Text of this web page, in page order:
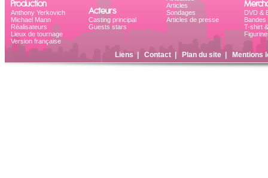
Production
Anthony Yerkovich
Michael Mann
Réalisateurs
Lieux de tournage
Version française
Acteurs
Casting principal
Guests stars
Articles
Sondages
Articles de presse
DVD &
Bandes
T-shirt
Liens Contact| Plan du site| Mentions